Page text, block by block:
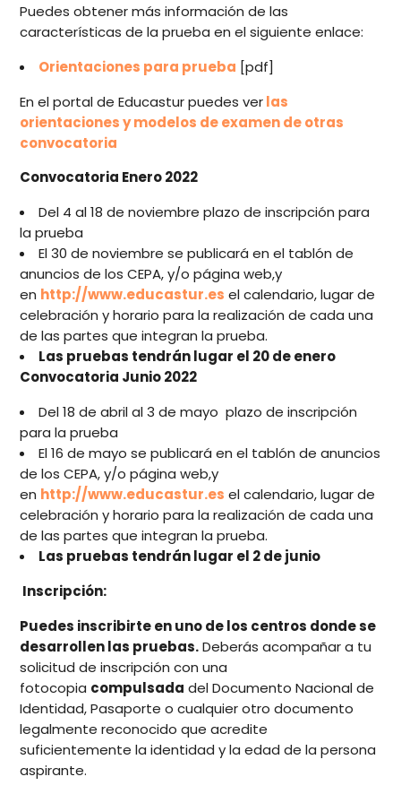
Puedes obtener más información de las
características de la prueba en el siguiente enlace:
Orientaciones para prueba [pdf]
En el portal de Educastur puedes verlas
orientaciones y modelos de examen de otras
convocatoria
Convocatoria Enero 2022
Del 4 al 18 de noviembreplazo de inscripción para
la prueba
El 30 de noviembre se publicará en el tablón de
anuncios de los CEPA, y/o página web,y
en http://www.educastur.es el calendario, lugar de
celebración y horario para la realización de cada una
de las partes que integran la prueba.
Las pruebas tendrán lugar el 20 de enero
Convocatoria Junio 2022
Del 18 de abril al 3 de mayo plazo de inscripción
para la prueba
El 16 de mayo se publicará en el tablón de anuncios
de los CEPA, y/o página web,y
en http://www.educastur.es el calendario, lugar de
celebración y horario para la realización de cada una
de las partes que integran la prueba.
Las pruebas tendrán lugar el 2de junio
Inscripción:
Puedes inscribirte en uno de los centros donde se
desarrollen las pruebas.Deberás acompañar a tu
solicitud de inscripción con una
fotocopia compulsada del Documento Nacional de
Identidad, Pasaporte o cualquier otro documento
legalmente reconocido que acredite
suficientemente la identidad y la edad de la persona
aspirante.